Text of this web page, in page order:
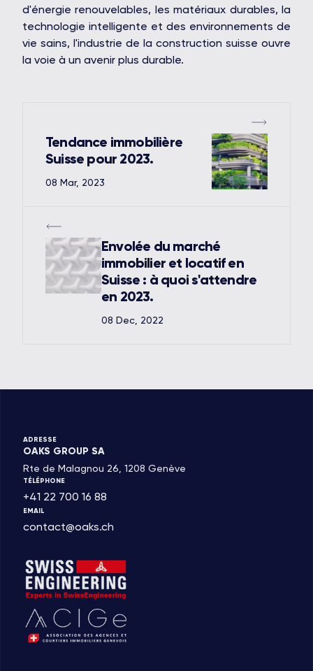
d'énergie renouvelables, les matériaux durables, la
technologie intelligente et des environnements de
vie sains, l'industrie de la construction suisse ouvre
la voie à un avenir plus durable.
Envolée du marché
immobilier et locatif en
Suisse : à quoi s'attendre
en 2023.
08 Dec, 2022
Tendance immobilière
Suisse pour 2023.
08 Mar, 2023
ADRESSE
OAKS GROUP SA
Rte de Malagnou 26, 1208 Genève
TÉLÉPHONE
+41 22 700 16 88
EMAIL
contact@oaks.ch